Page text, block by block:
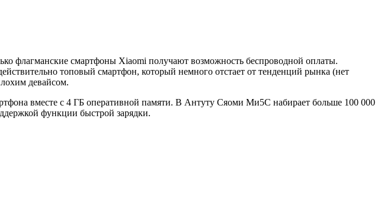
флагманские смартфоны Xiaomi получают возможность беспроводной оплаты.
топовый смартфон, который немного отстает от тенденций рынка (нет
девайсом.
вместе с 4 ГБ оперативной памяти. В Антуту Сяоми Ми5С набирает больше 100 000
функции быстрой зарядки.